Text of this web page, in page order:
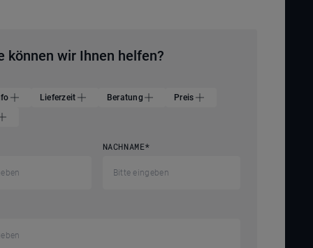
können wir Ihnen helfen?
Lieferzeit Beratung
Preis
NACHNAME*